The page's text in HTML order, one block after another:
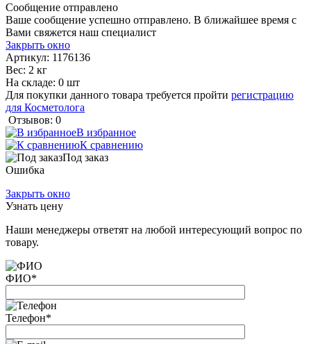
Сообщение отправлено
Ваше сообщение успешно отправлено. В ближайшее время с
Вами свяжется наш специалист
Закрыть окно
Артикул: 1176136
Вес: 2 кг
На складе: 0 шт
Для покупки данного товара требуется пройти регистрацию
для Косметолога
Отзывов: 0
В избранное
К сравнению
Под заказ
Ошибка
Закрыть окно
Узнать цену
Наши менеджеры ответят на любой интересующий вопрос по
товару.
ФИО*
Телефон*